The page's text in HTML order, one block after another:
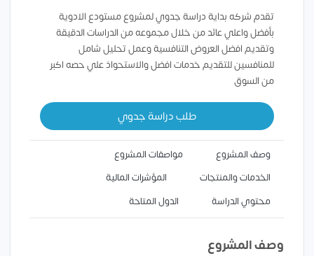
تقدم شركه بداية دراسة جدوي لمشروع مستودع الادوية
بأفضل واعلي عائد من خلال مجموعه من الدراسات الدقيقة
وتقديم افضل العروض التنافسية وعمل تحليل شامل
للمنافسين للتقديم خدمات افضل والاستحواذ علي حصه اكبر
من السوق
طلب دراسة جدوي
وصف المشروع
مواصفات المشروع
الخدمات والمنتجات
المؤشرات المالية
محتوي الدراسة
الدول المتاحة
وصف المشروع